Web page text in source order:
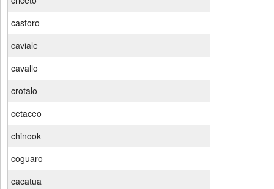
castoro
caviale
cavallo
crotalo
cetaceo
chinook
coguaro
cacatua